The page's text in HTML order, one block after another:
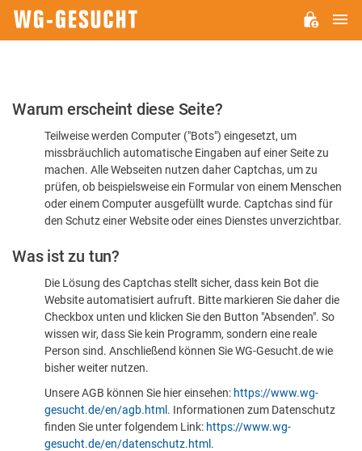
Bitte
dass
sind
Warum erscheint diese Seite?
Teilweise werden Computer ("Bots") eingesetzt, um
missbräuchlich automatische Eingaben auf einer Seite zu
machen. Alle Webseiten nutzen daher Captchas, um zu
prüfen, ob beispielsweise ein Formular von einem Menschen
oder einem Computer ausgefüllt wurde. Captchas sind für
den Schutz einer Website oder eines Dienstes unverzichtbar.
Was ist zu tun?
Die Lösung des Captchas stellt sicher, dass kein Bot die
Website automatisiert aufruft. Bitte markieren Sie daher die
Checkbox unten und klicken Sie den Button "Absenden". So
wissen wir, dass Sie kein Programm, sondern eine reale
Person sind. Anschließend können Sie WG-Gesucht.de wie
bisher weiter nutzen.
Unsere AGB können Sie hier einsehen: https://www.wg-
gesucht.de/en/agb.html . Informationen zum Datenschutz
finden Sie unter folgendem Link: https://www.wg-
gesucht.de/en/datenschutz.html .